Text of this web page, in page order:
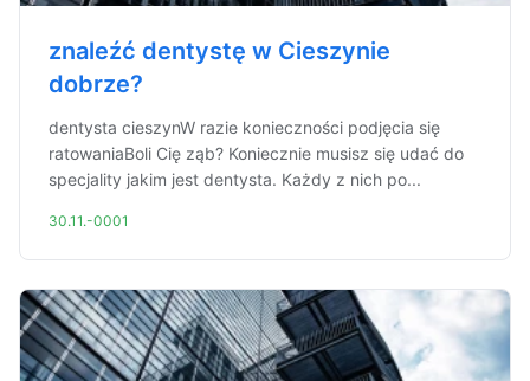
znaleźć dentystę w Cieszynie
dobrze?
dentysta cieszynW razie konieczności podjęcia się
ratowaniaBoli Cię ząb? Koniecznie musisz się udać do
specjality jakim jest dentysta. Każdy z nich po...
30.11.-0001